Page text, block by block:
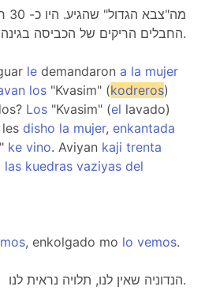
החבלים הריקים של הכביסה בגינה.
le demandaron a la mujer
los "Kvasim" (kodreros)
Los "Kvasim" (el lavado)
les disho la mujer, enkantada
" ke vino. Aviyan kaji trenta
las kuedras vaziyas del
, enkolgado mo lo vemos.
הנדוניה שאין לנו, תלויה נראית לנו.